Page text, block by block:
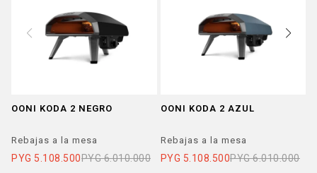
OONI KODA 2 NEGRO
Rebajas a la mesa
PYG 5.108.500PYG 6.010.000
OONI KODA 2 AZUL
Rebajas a la mesa
PYG 5.108.500PYG 6.010.000